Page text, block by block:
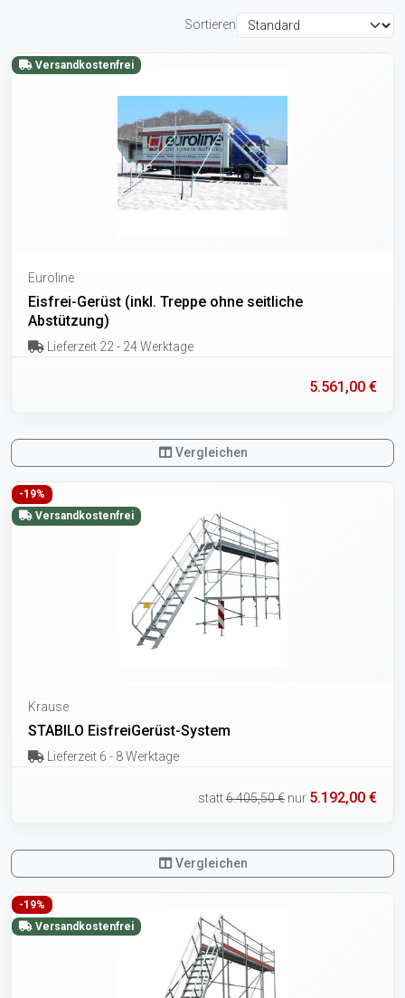
Sortieren
Versandkostenfrei
Euroline
Eisfrei-Gerüst (inkl. Treppe ohne seitliche
Abstützung)
Lieferzeit 22 - 24 Werktage
5.561,00 €
Vergleichen
-19%
Versandkostenfrei
Krause
STABILO EisfreiGerüst-System
Lieferzeit 6 - 8 Werktage
statt6.405,50 € nur 5.192,00 €
Vergleichen
-19%
Versandkostenfrei